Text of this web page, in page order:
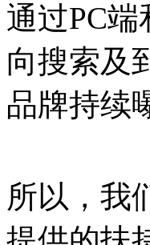
通过PC
向搜索及
品牌持续
所以，我